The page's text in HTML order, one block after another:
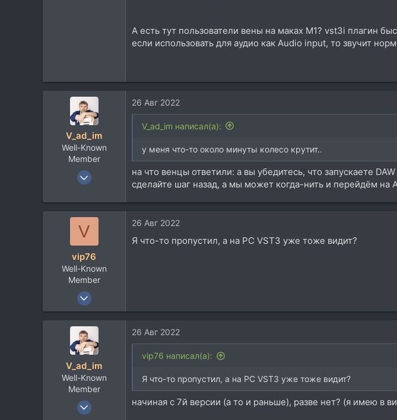
А есть тут пользователи вены на маках M1? vst3i плагин
если использовать для аудио как Audio input, то звучит
V_ad_im
Well-Known
Member
1 Ноя 2006
2.404
26 Авг 2022
V_ad_im написал(а):
у меня что-то около минуты колесо крутит..
на что венцы ответили: а вы убедитесь, что запускаете
сделайте шаг назад, а мы может когда-нить и перейдём на
V
vip76
Well-Known
Member
4 Апр 2007
4.926
2.406
Moscow
26 Авг 2022
Я что-то пропустил, а на PC VST3 уже тоже видит?
V_ad_im
Well-Known
Member
1 Ноя 2006
26 Авг 2022
vip76 написал(а):
Я что-то пропустил, а на PC VST3 уже тоже видит?
начиная с 7й версии (а то и раньше), разве нет? (я имею в